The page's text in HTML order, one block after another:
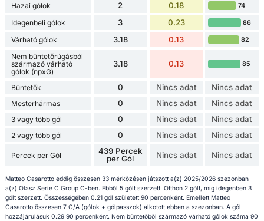
Hazai gólok 2 0.18 74
Idegenbeli gólok 3 0.23 86
Várható gólok 3.18 0.13 82
Nem büntetőrúgásból
származó várható
gólok (npxG)
3.18 0.13 85
Büntetők 0 Nincs adat Nincs adat
Mesterhármas 0 Nincs adat Nincs adat
3 vagy több gól 0 Nincs adat Nincs adat
2 vagy több gól 0 Nincs adat Nincs adat
Percek per Gól
439 Percek
per Gól
Nincs adat Nincs adat
Matteo Casarotto eddig összesen 33 mérkőzésen játszott a(z) 2025/2026 szezonban
a(z) Olasz Serie C Group C-ben. Ebből 5 gólt szerzett. Otthon 2 gólt, míg idegenben 3
gólt szerzett. Összességében 0.21 gól született 90 percenként. Emellett Matteo
Casarotto összesen 7 G/A (gólok + gólpasszok) alkotott ebben a szezonban. A gól
hozzájárulásuk 0.29 90 percenként. Nem büntetőből származó várható gólok száma 90